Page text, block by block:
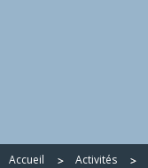
Accueil Activités